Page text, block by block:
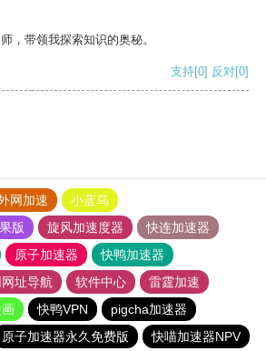
，带领我探索知识的奥秘。
支持[0] 反对[0]
网加速
小蓝鸟
版
旋风加速度器
快连加速器
原子加速器
快鸭加速器
址导航 软件中心
雷霆加速
快鸭VPN
pigcha加速器
原子加速器永久免费版
快喵加速器NPV